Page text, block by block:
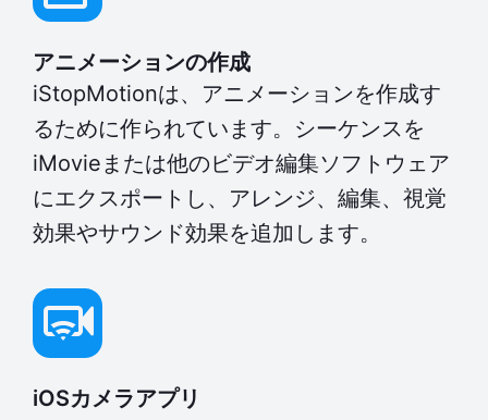
アニメーションの作成
iStopMotionは、アニメーションを作成す
るために作られています。シーケンスを
iMovieまたは他のビデオ編集ソフトウェア
にエクスポートし、アレンジ、編集、視覚
効果やサウンド効果を追加します。
iOSカメラアプリ